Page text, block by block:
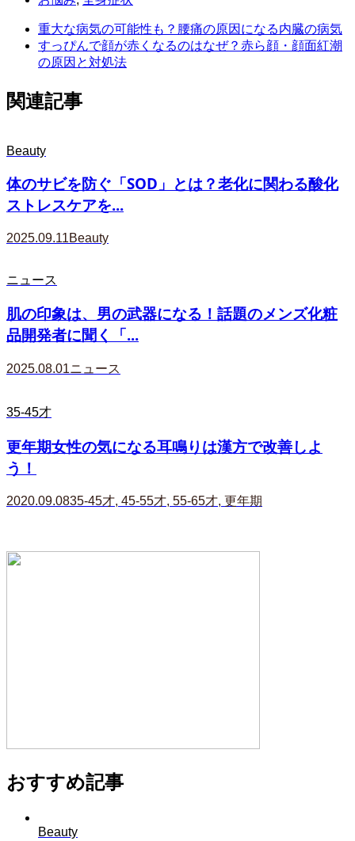
重大な病気の可能性も？腰痛の原因になる内臓の病気
すっぴんで顔が赤くなるのはなぜ？赤ら顔・顔面紅潮
の原因と対処法
関連記事
Beauty
体のサビを防ぐ「SOD」とは？老化に関わる酸化
ストレスケアを...
2025.09.11Beauty
ニュース
肌の印象は、男の武器になる！話題のメンズ化粧
品開発者に聞く「...
2025.08.01ニュース
35-45才
更年期女性の気になる耳鳴りは漢方で改善しよ
う！
2020.09.0835-45才, 45-55才, 55-65才, 更年期
おすすめ記事
Beauty